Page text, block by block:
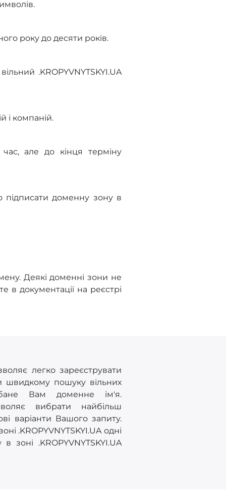
року до десяти років.
.KROPYVNYTSKYI.UA
і компаній.
але до кінця терміну
підписати доменну зону в
Деякі доменні зони не
в документації на реєстрі
легко зареєструвати
швидкому пошуку вільних
Вам доменне ім'я.
вибрати найбільш
варіанти Вашого запиту.
.KROPYVNYTSKYI.UA одні
.KROPYVNYTSKYI.UA